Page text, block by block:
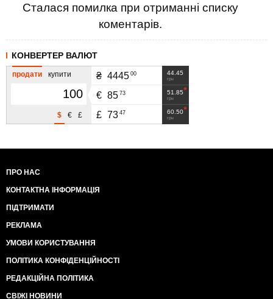
Сталася помилка при отриманні списку
коментарів.
КОНВЕРТЕР ВАЛЮТ
продати купити
£
€
$
44.45
грн
₴ 4445 00
51.85
грн
€ 85 73
60.50
грн
£ 73 47
ПРО НАС
КОНТАКТНА ІНФОРМАЦІЯ
ПІДТРИМАТИ
РЕКЛАМА
УМОВИ КОРИСТУВАННЯ
ПОЛІТИКА КОНФІДЕНЦІЙНОСТІ
РЕДАКЦІЙНА ПОЛІТИКА
СВІЖІ НОВИНИ